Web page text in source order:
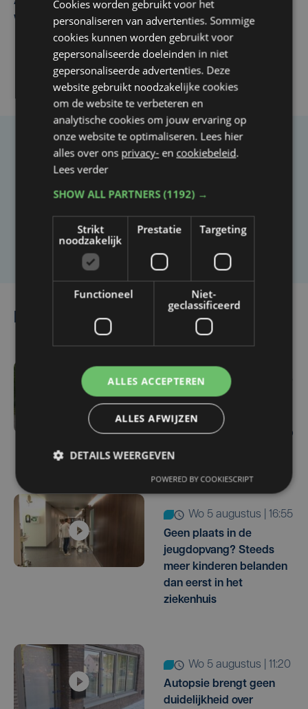
winkelgevel in Ieper
Taalfout opgemerkt?
Heb je een taal- of schrijffout opgemerkt in dit
artikel?
Laat het ons weten
Lees ook
wo 5 augustus | 17:40
Gestolen BMW van
Ieperling duikt na oproep
op sociale media weer op
in Frankrijk
wo 5 augustus | 16:55
Geen plaats in de
jeugdopvang? Steeds
meer kinderen belanden
dan eerst in het
ziekenhuis
wo 5 augustus | 11:20
Autopsie brengt geen
duidelijkheid over
Cookies worden gebruikt voor het
personaliseren van advertenties. Sommige
cookies kunnen worden gebruikt voor
gepersonaliseerde doeleinden in niet
gepersonaliseerde advertenties. Deze
website gebruikt noodzakelijke cookies
om de website te verbeteren en
analytische cookies om jouw ervaring op
onze website te optimaliseren. Lees hier
alles over ons privacy- en cookiebeleid.
Lees verder
SHOW ALL PARTNERS(1192) →
Strikt
noodzakelijk
Prestatie Targeting
Functioneel
Niet-
geclassificeerd
ALLES ACCEPTEREN
ALLES AFWIJZEN
DETAILS WEERGEVEN
POWERED BY COOKIESCRIPT